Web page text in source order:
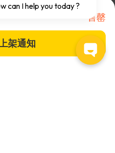
售罄
架通知
入成為合作夥伴|網站條款 |幫助